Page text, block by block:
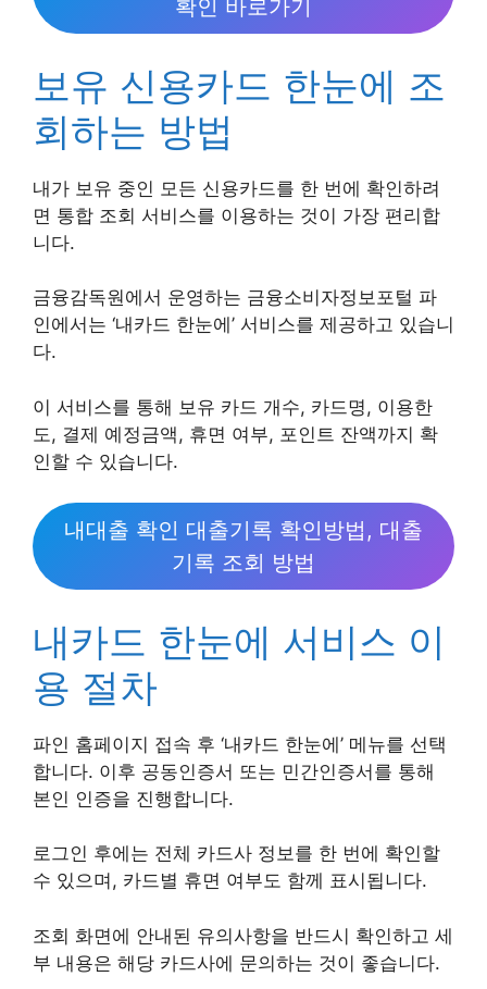
확인 바로가기
보유 신용카드 한눈에 조
회하는 방법
내가 보유 중인 모든 신용카드를 한 번에 확인하려
면 통합 조회 서비스를 이용하는 것이 가장 편리합
니다.
금융감독원에서 운영하는 금융소비자정보포털 파
인에서는 ‘내카드 한눈에’ 서비스를 제공하고 있습니
다.
이 서비스를 통해 보유 카드 개수, 카드명, 이용한
도, 결제 예정금액, 휴면 여부, 포인트 잔액까지 확
인할 수 있습니다.
내대출 확인 대출기록 확인방법, 대출
기록 조회 방법
내카드 한눈에 서비스 이
용 절차
파인 홈페이지 접속 후 ‘내카드 한눈에’ 메뉴를 선택
합니다. 이후 공동인증서 또는 민간인증서를 통해
본인 인증을 진행합니다.
로그인 후에는 전체 카드사 정보를 한 번에 확인할
수 있으며, 카드별 휴면 여부도 함께 표시됩니다.
조회 화면에 안내된 유의사항을 반드시 확인하고 세
부 내용은 해당 카드사에 문의하는 것이 좋습니다.